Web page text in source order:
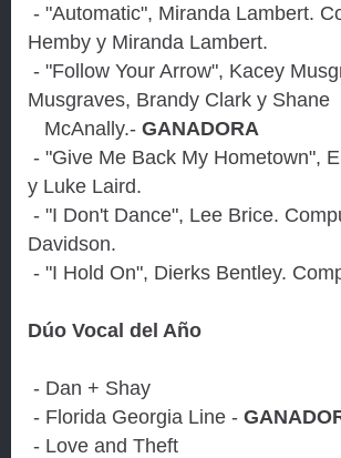
- "Automatic", Miranda Lambert.
Hemby y Miranda Lambert.
- "Follow Your Arrow", Kacey
Musgraves, Brandy Clark y Shane
McAnally.- GANADORA
- "Give Me Back My Hometown",
y Luke Laird.
- "I Don't Dance", Lee Brice.
Davidson.
- "I Hold On", Dierks Bentley.
Dúo Vocal del Año
- Dan + Shay
- Florida Georgia Line -
- Love and Theft